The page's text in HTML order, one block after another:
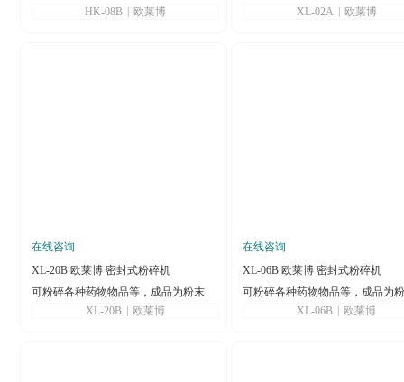
观、移动方便、操作简单
HK-08B 欧莱博
XL-02A
欧莱博
在线咨询
XL-20B 欧莱博 密封式粉碎机
可粉碎各种药物物品等，成品为粉末
XL-20B
欧莱博
在线咨询
XL-06B 欧莱博 密封式粉碎机
可粉碎各种药物物品等，成品为
XL-06B
欧莱博